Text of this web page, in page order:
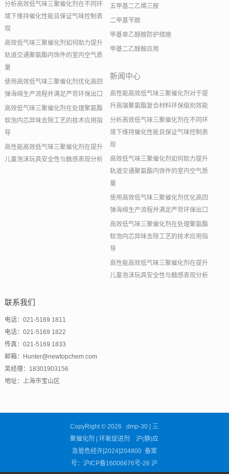
分析高效低气味三聚催化剂在不同环
境下维持催化性能且保证气味控制表
现
高效低气味三聚催化剂如何助力提升
轨道交通聚氨酯内饰件的室内空气质
量
使用高效低气味三聚催化剂优化高回
弹海绵生产流程并满足严苛环保出口
高效低气味三聚催化剂在处理聚氨酯
软泡内芯异味去除工艺的技术应用指
导
高性能高效低气味三聚催化剂在提升
儿童泡沫玩具安全性与触感表现分析
五甲基二乙烯三胺
二甲基苄胺
甲基单乙醇胺防护措施
甲基二乙醇胺应用
新闻中心
高性能高效低气味三聚催化剂对于提
升高端聚氨酯复合材料环保级别效能
分析高效低气味三聚催化剂在不同环
境下维持催化性能且保证气味控制表
现
高效低气味三聚催化剂如何助力提升
轨道交通聚氨酯内饰件的室内空气质
量
使用高效低气味三聚催化剂优化高回
弹海绵生产流程并满足严苛环保出口
高效低气味三聚催化剂在处理聚氨酯
软泡内芯异味去除工艺的技术应用指
导
高性能高效低气味三聚催化剂在提升
儿童泡沫玩具安全性与触感表现分析
联系我们
电话：021-5169 1811
电话：021-5169 1822
传真：021-5169 1833
邮箱：Hunter@newtopchem.com
吴经理：18301903156
地址：上海市宝山区
CopyRight © 2026 dmp-30 | 三
聚催化剂 | 环氧促进剂 沪(静)应
急管危经许[2024]204800 备案
号：沪ICP备16006676号-26 沪